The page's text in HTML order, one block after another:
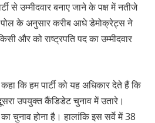
से उम्मीदवार बनाए जाने के पक्ष में नतीजे
पोल के अनुसार करीब आधे डेमोक्रेट्स ने
और को राष्ट्रपति पद का उम्मीदवार
कि हम पार्टी को यह अधिकार देते हैं कि
उपयुक्त कैंडिडेट चुनाव में उतारे।
चुनाव होना है। हालांकि इस सर्वे में 38